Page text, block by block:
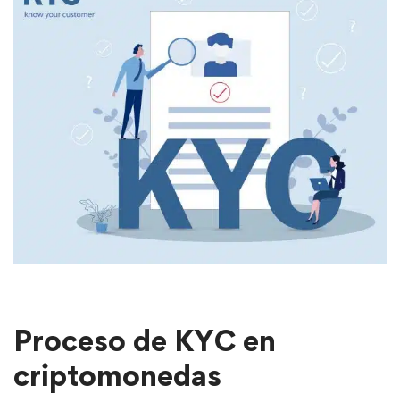
Proceso de KYC en
criptomonedas